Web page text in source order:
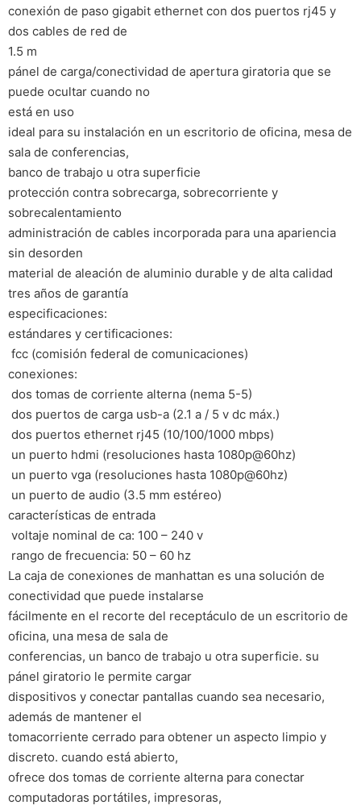
conexión de paso gigabit ethernet con dos puertos rj45 y
dos cables de red de
1.5 m
pánel de carga/conectividad de apertura giratoria que se
puede ocultar cuando no
está en uso
ideal para su instalación en un escritorio de oficina, mesa de
sala de conferencias,
banco de trabajo u otra superficie
protección contra sobrecarga, sobrecorriente y
sobrecalentamiento
administración de cables incorporada para una apariencia
sin desorden
material de aleación de aluminio durable y de alta calidad
tres años de garantía
especificaciones:
estándares y certificaciones:
 fcc (comisión federal de comunicaciones)
conexiones:
 dos tomas de corriente alterna (nema 5-5)
 dos puertos de carga usb-a (2.1 a / 5 v dc máx.)
 dos puertos ethernet rj45 (10/100/1000 mbps)
 un puerto hdmi (resoluciones hasta 1080p@60hz)
 un puerto vga (resoluciones hasta 1080p@60hz)
 un puerto de audio (3.5 mm estéreo)
características de entrada
 voltaje nominal de ca: 100 – 240 v
 rango de frecuencia: 50 – 60 hz
La caja de conexiones de manhattan es una solución de
conectividad que puede instalarse
fácilmente en el recorte del receptáculo de un escritorio de
oficina, una mesa de sala de
conferencias, un banco de trabajo u otra superficie. su
pánel giratorio le permite cargar
dispositivos y conectar pantallas cuando sea necesario,
además de mantener el
tomacorriente cerrado para obtener un aspecto limpio y
discreto. cuando está abierto,
ofrece dos tomas de corriente alterna para conectar
computadoras portátiles, impresoras,